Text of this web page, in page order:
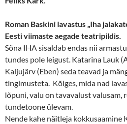
Roman Baskini lavastus „Iha
Eesti viimaste aegade teatripildis.
Sõna IHA sisaldab endas nii
tundes pole leigust. Katarina Lauk
Kaljujärv (Eben) seda teavad ja
tingimusteta. Kõiges, mida nad
lõpuni, valu on tavavalust valusam,
tundetoone ülevam.
Nende kahe näitleja kokkusaamine